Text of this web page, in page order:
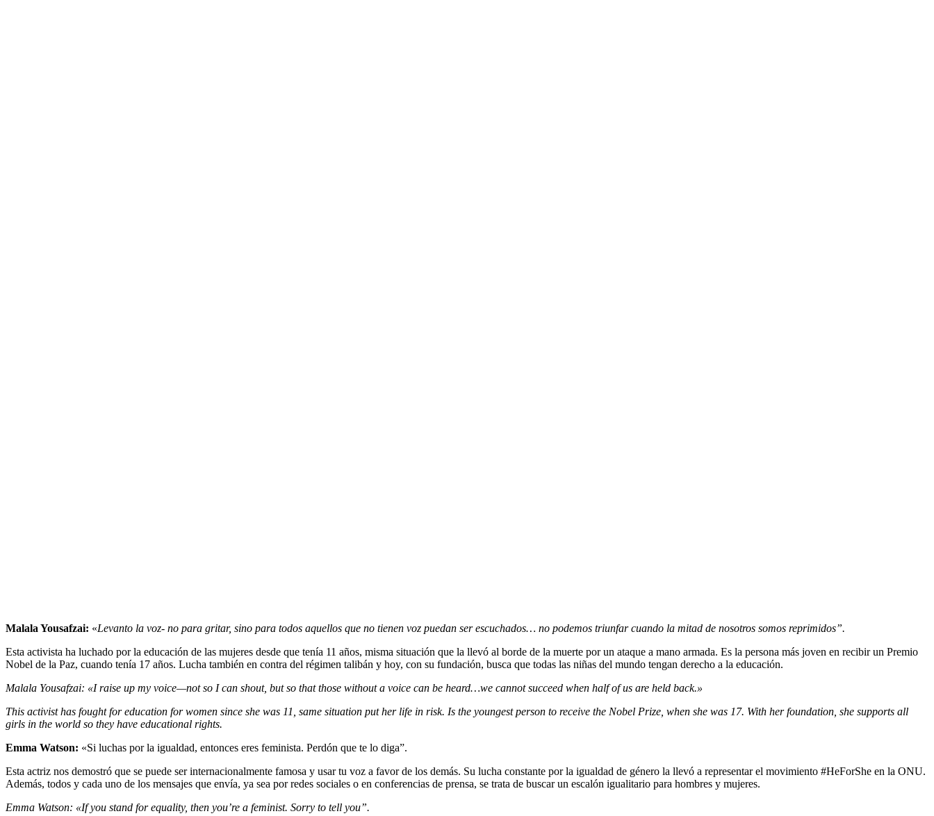
Malala Yousafzai: «Levanto la voz- no para gritar, sino para todos aquellos que no tienen voz puedan ser escuchados… no podemos triunfar cuando la mitad de nosotros somos reprimidos”.
Esta activista ha luchado por la educación de las mujeres desde que tenía 11 años, misma situación que la llevó al borde de la muerte por un ataque a mano armada. Es la persona más joven en recibir un Premio
Nobel de la Paz, cuando tenía 17 años. Lucha también en contra del régimen talibán y hoy, con su fundación, busca que todas las niñas del mundo tengan derecho a la educación.
Malala Yousafzai: «I raise up my voice—not so I can shout, but so that those without a voice can be heard…we cannot succeed when half of us are held back.»
This activist has fought for education for women since she was 11, same situation put her life in risk. Is the youngest person to receive the Nobel Prize, when she was 17. With her foundation, she supports all
girls in the world so they have educational rights.
Emma Watson: «Si luchas por la igualdad, entonces eres feminista. Perdón que te lo diga”.
Esta actriz nos demostró que se puede ser internacionalmente famosa y usar tu voz a favor de los demás. Su lucha constante por la igualdad de género la llevó a representar el movimiento #HeForShe en la ONU.
Además, todos y cada uno de los mensajes que envía, ya sea por redes sociales o en conferencias de prensa, se trata de buscar un escalón igualitario para hombres y mujeres.
Emma Watson: «If you stand for equality, then you’re a feminist. Sorry to tell you”.